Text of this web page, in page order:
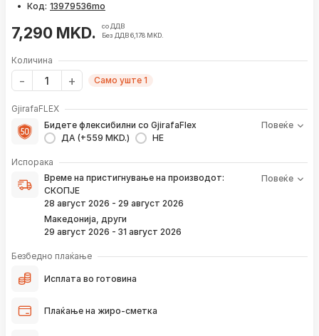
• Код:
7,290 MKD.
со ДДВ
Без ДДВ 6,178 MKD.
Количина
Само уште 1
GjirafaFLEX
Бидете флексибилни со GjirafaFlex
ДА (+559 MKD.)
НЕ
Повеќе
Испорака
Време на пристигнување на производот:
СКОПЈЕ
28 август 2026 - 29 август 2026
Македонија, други
29 август 2026 - 31 август 2026
Повеќе
Време на пристигнување на производот е периодот од
моментот кога е направена верификација на вашата
нарачка и известувањето за верификација што го
добивате преку е-пошта или смс.
Ако нарачката е поставена сега, производот
пристигнува во временскиот рок наведен погоре.
Постојано ќе Ве известуваме преку е-пошта за
локацијата на вашата нарачка, како и кога истата ќе
до вашата адреса.
*Во 99% од случаите, производите пристигнуваат во временскиот
рок наведен погоре. Имајте в предвид дека меѓународните празници
Безбедно плаќање
Исплата во готовина
Плаќање на жиро-сметка